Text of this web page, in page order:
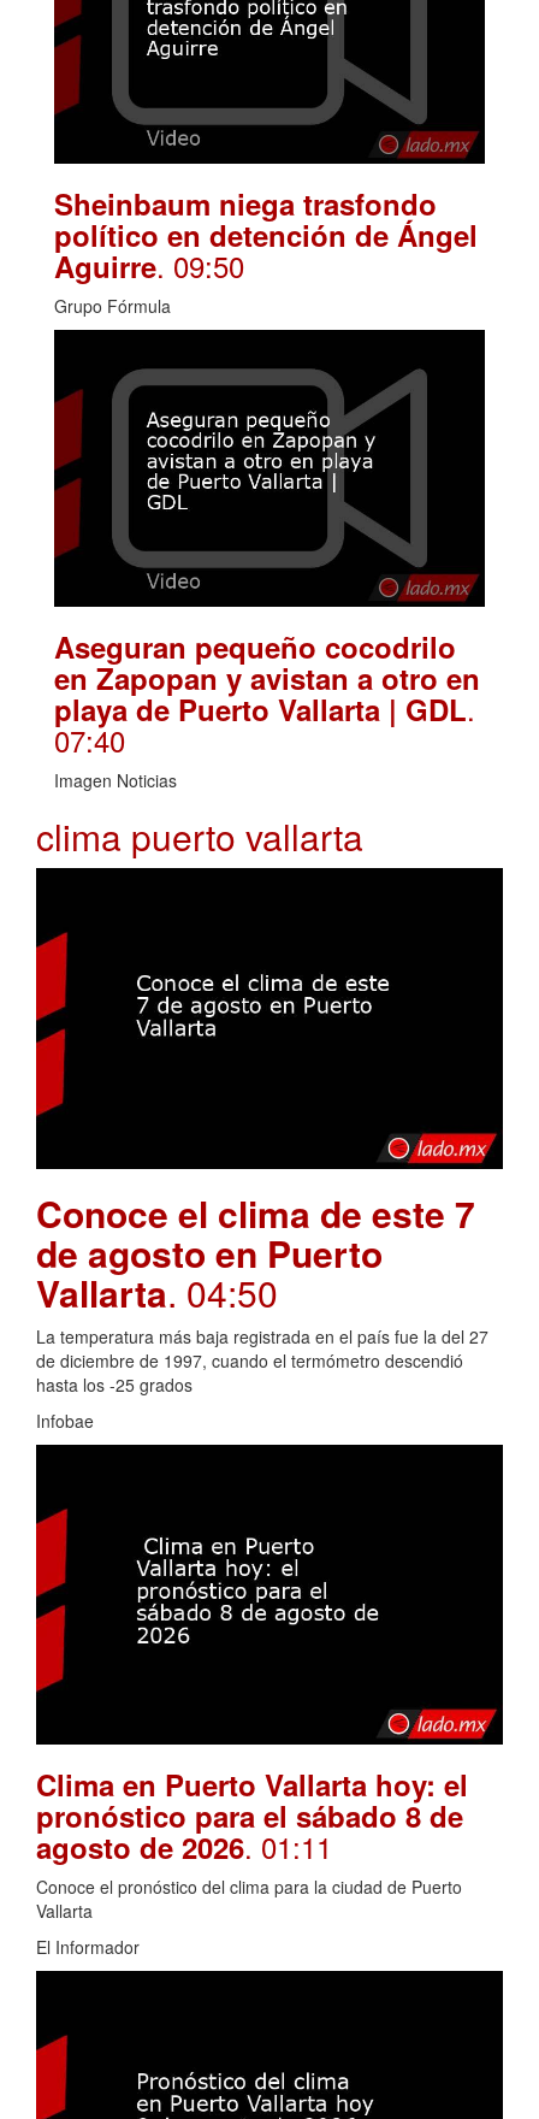
Sheinbaum niega trasfondo
político en detención de Ángel
Aguirre. 09:50
Grupo Fórmula
Aseguran pequeño cocodrilo
en Zapopan y avistan a otro en
playa de Puerto Vallarta | GDL.
07:40
Imagen Noticias
clima puerto vallarta
Conoce el clima de este 7
de agosto en Puerto
Vallarta. 04:50
La temperatura más baja registrada en el país fue la del 27
de diciembre de 1997, cuando el termómetro descendió
hasta los -25 grados
Infobae
Clima en Puerto Vallarta hoy: el
pronóstico para el sábado 8 de
agosto de 2026. 01:11
Conoce el pronóstico del clima para la ciudad de Puerto
Vallarta
El Informador